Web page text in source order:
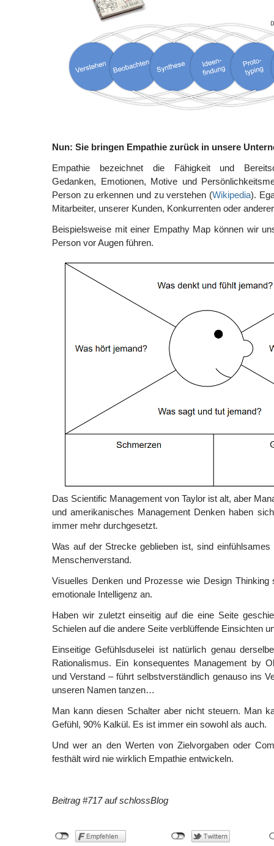
Nun: Sie bringen Empathie zurück in unsere
Empathie bezeichnet die Fähigkeit und
Gedanken, Emotionen, Motive und
Person zu erkennen und zu verstehen (Wikipedia).
Mitarbeiter, unserer Kunden, Konkurrenten oder
Beispielsweise mit einer Empathy Map können wir
Person vor Augen führen.
Das Scientific Management von Taylor ist alt, aber
und amerikanisches Management Denken haben
immer mehr durchgesetzt.
Was auf der Strecke geblieben ist, sind einfühlsames
Menschenverstand.
Visuelles Denken und Prozesse wie Design Thinking
emotionale Intelligenz an.
Haben wir zuletzt einseitig auf die eine Seite
Schielen auf die andere Seite verblüffende Einsichten
Einseitige Gefühlsduselei ist natürlich genau
Rationalismus. Ein konsequentes Management by
und Verstand – führt selbstverständlich genauso ins
unseren Namen tanzen…
Man kann diesen Schalter aber nicht steuern. Man
Gefühl, 90% Kalkül. Es ist immer ein sowohl als auch.
Und wer an den Werten von Zielvorgaben oder
festhält wird nie wirklich Empathie entwickeln.
Beitrag #717 auf schlossBlog